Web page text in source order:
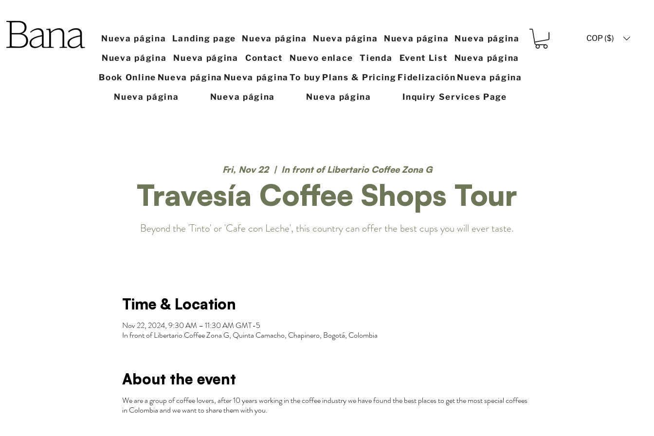
Nueva página Landing page Nueva página Nueva página Nueva página
Nueva página
Nueva página
Nueva página Contact Nuevo enlace Tienda Event List
Nueva página
Book Online Nueva página Nueva página To buy Plans & Pricing Fidelización Nueva página
Nueva página
Nueva página Nueva página Inquiry Services Page
COP ($)
Fri, Nov 22
  |
In front of Libertario Coffee Zona G
Travesía Coffee Shops Tour
Beyond the 'Tinto' or 'Cafe con Leche', this country can offer the best cups you will ever taste.
Time & Location
Nov 22, 2024, 9:30 AM – 11:30 AM GMT-5
In front of Libertario Coffee Zona G, Quinta Camacho, Chapinero, Bogotá, Colombia
About the event
We are a group of coffee lovers, after 10 years working in the coffee industry we have found the best places to get the most special coffees
in Colombia and we want to share them with you.